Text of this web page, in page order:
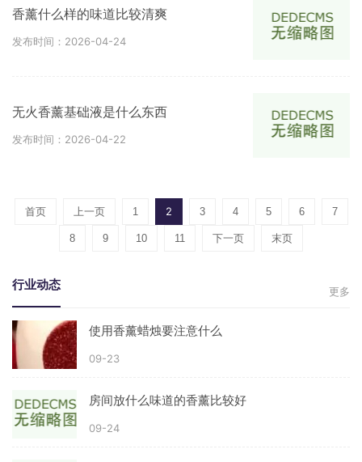
香薰什么样的味道比较清爽
发布时间：2026-04-24
无火香薰基础液是什么东西
发布时间：2026-04-22
首页 上一页 1 2 3 4 5 6 7
8 9 10 11 下一页 末页
行业动态 更多
使用香薰蜡烛要注意什么
09-23
房间放什么味道的香薰比较好
09-24